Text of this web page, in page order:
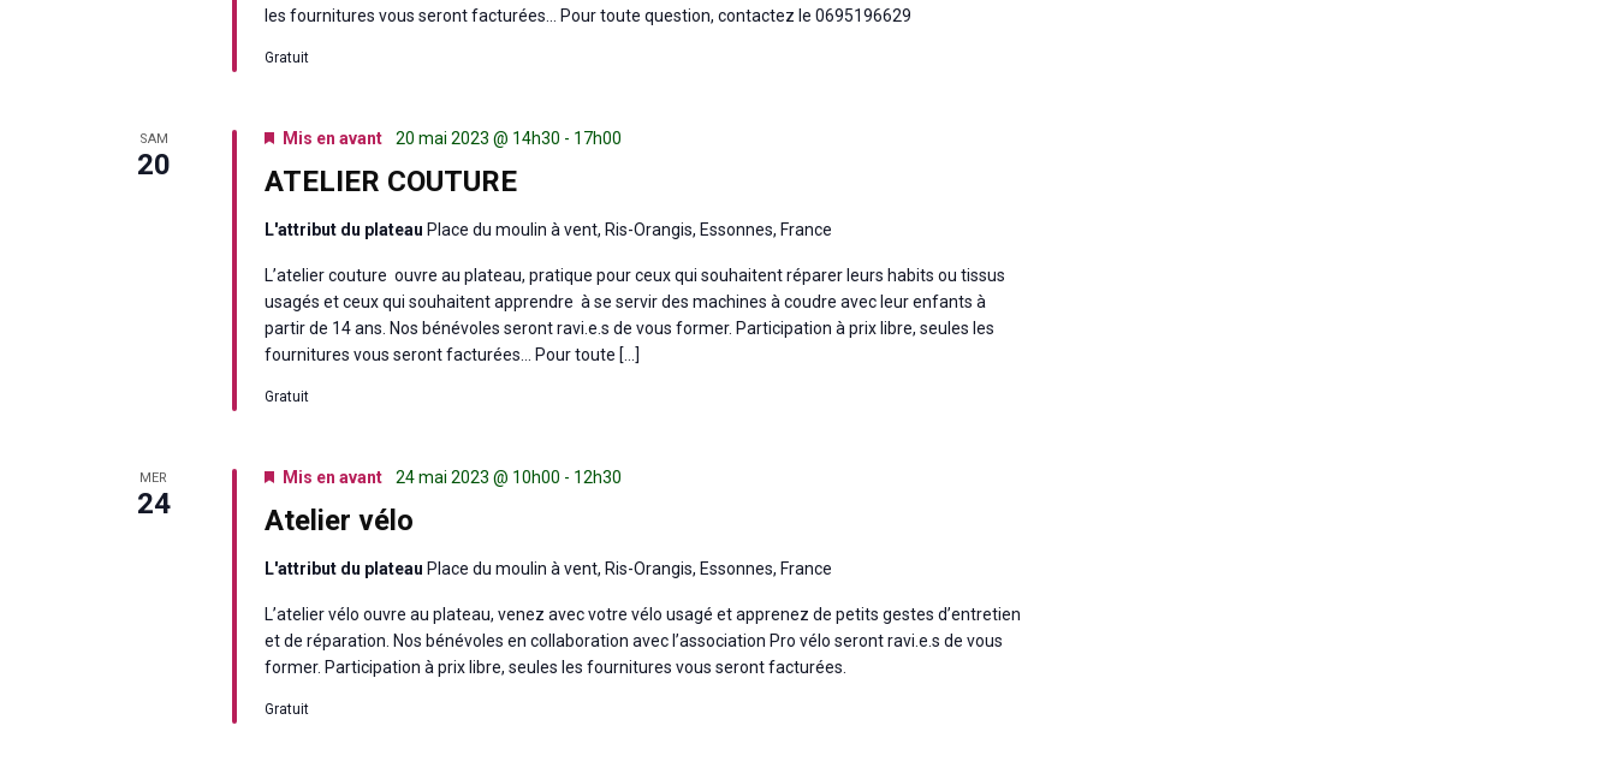
les fournitures vous seront facturées… Pour toute question, contactez le 0695196629
Gratuit
SAM
20 ATELIER COUTURE
Mis en avant 20 mai 2023 @ 14h30 - 17h00
L'attribut du plateau Place du moulin à vent, Ris-Orangis, Essonnes, France
L’atelier couture ouvre au plateau, pratique pour ceux qui souhaitent réparer leurs habits ou tissus
usagés et ceux qui souhaitent apprendre à se servir des machines à coudre avec leur enfants à
partir de 14 ans. Nos bénévoles seront ravi.e.s de vous former. Participation à prix libre, seules les
fournitures vous seront facturées… Pour toute […]
Gratuit
MER
24 Atelier vélo
Mis en avant 24 mai 2023 @ 10h00 - 12h30
L'attribut du plateau Place du moulin à vent, Ris-Orangis, Essonnes, France
L’atelier vélo ouvre au plateau, venez avec votre vélo usagé et apprenez de petits gestes d’entretien
et de réparation. Nos bénévoles en collaboration avec l’association Pro vélo seront ravi.e.s de vous
former. Participation à prix libre, seules les fournitures vous seront facturées.
Gratuit